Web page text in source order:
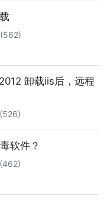
卸载iis后，远程
软件？